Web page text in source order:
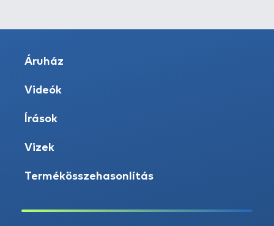
Áruház
Videók
Írások
Vizek
Termékösszehasonlítás